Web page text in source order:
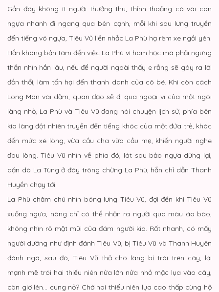
Gần đây không ít người thưởng thu, thỉnh thoảng có vài con
ngựa nhanh đi ngang qua bên cạnh, mỗi khi sau lưng truyền
đến tiếng vó ngựa, Tiêu Vũ liền nhắc La Phù hạ rèm xe ngồi yên.
Hắn không bận tâm đến việc La Phù vì ham học mà phải ngưng
thần nhìn hắn lâu, nếu để người ngoài thấy e rằng sẽ gây ra lời
đồn thổi, làm tổn hại đến thanh danh của cô bé. Khi còn cách
Long Môn vài dặm, quan đạo sẽ đi qua ngoại vi của một ngôi
làng nhỏ, La Phù và Tiêu Vũ đang nói chuyện lịch sử, phía bên
kia làng đột nhiên truyền đến tiếng khóc của một đứa trẻ, khóc
đến mức xé lòng, vừa cầu cha vừa cầu mẹ, khiến người nghe
đau lòng. Tiêu Vũ nhìn về phía đó, lát sau bảo ngựa dừng lại,
dặn dò La Tùng ở đây trông chừng La Phù, hắn chỉ dẫn Thanh
Huyền chạy tới.
La Phù chăm chú nhìn bóng lưng Tiêu Vũ, đợi đến khi Tiêu Vũ
xuống ngựa, nàng chỉ có thể nhận ra người qua màu áo bào,
không nhìn rõ mặt mũi của đám người kia. Rất nhanh, có mấy
người dường như định đánh Tiêu Vũ, bị Tiêu Vũ và Thanh Huyên
đánh ngã, sau đó, Tiêu Vũ thả chó làng bị trói trên cây, lại
mạnh mẽ trói hai thiếu niên nửa lớn nửa nhỏ mặc lụa vào cây,
còn giơ lên… cung nỏ? Chờ hai thiếu niên lụa cao thấp cùng hộ